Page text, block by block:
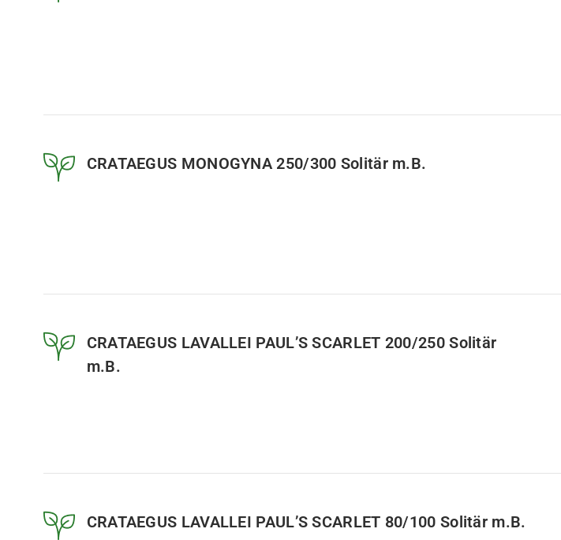
CRATAEGUS MONOGYNA 250/300 Solitär m.B.
CRATAEGUS LAVALLEI PAUL’S SCARLET 200/250 Solitär
m.B.
CRATAEGUS LAVALLEI PAUL’S SCARLET 80/100 Solitär m.B.